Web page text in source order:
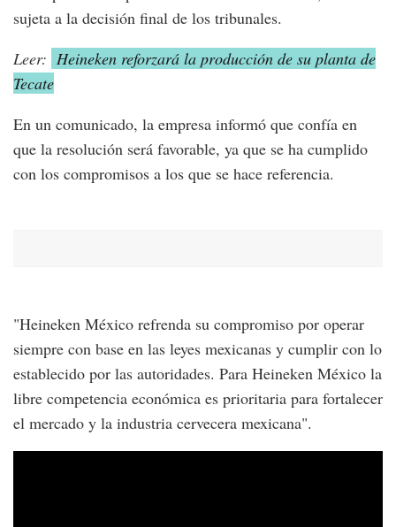
sujeta a la decisión final de los tribunales.
Leer: Heineken reforzará la producción de su planta de
Tecate
En un comunicado, la empresa informó que confía en
que la resolución será favorable, ya que se ha cumplido
con los compromisos a los que se hace referencia.
"Heineken México refrenda su compromiso por operar
siempre con base en las leyes mexicanas y cumplir con lo
establecido por las autoridades. Para Heineken México la
libre competencia económica es prioritaria para fortalecer
el mercado y la industria cervecera mexicana".